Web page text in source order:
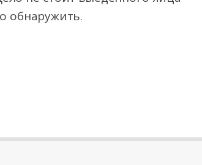
обнаружить.